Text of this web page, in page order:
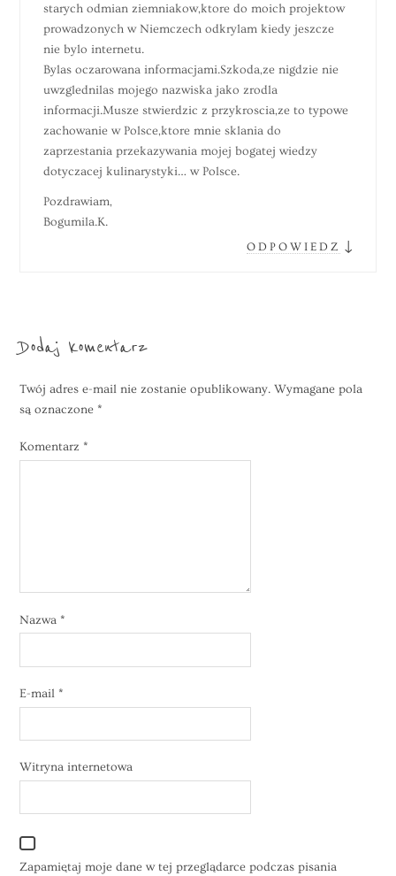
starych odmian ziemniakow,ktore do moich projektow
prowadzonych w Niemczech odkrylam kiedy jeszcze
nie bylo internetu.
Bylas oczarowana informacjami.Szkoda,ze nigdzie nie
uwzglednilas mojego nazwiska jako zrodla
informacji.Musze stwierdzic z przykroscia,ze to typowe
zachowanie w Polsce,ktore mnie sklania do
zaprzestania przekazywania mojej bogatej wiedzy
dotyczacej kulinarystyki… w Polsce.
Pozdrawiam,
Bogumila.K.
ODPOWIEDZ ↓
Dodaj komentarz
Twój adres e-mail nie zostanie opublikowany. Wymagane pola
są oznaczone *
Komentarz *
Nazwa *
E-mail *
Witryna internetowa
Zapamiętaj moje dane w tej przeglądarce podczas pisania